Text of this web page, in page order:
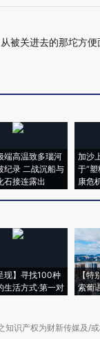
被关进去的那坨方便
端高温致多瑙河
纪录 二战沉船与
石接连露出
加沙
于“
康危
现】寻找100种
生活方式·第一对
【特
索葡
知识产权为财新传媒及/